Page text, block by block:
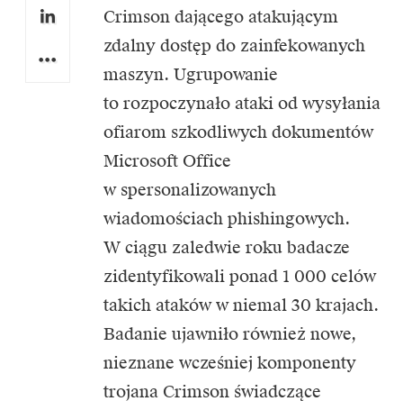
Crimson dającego atakującym
zdalny dostęp do zainfekowanych
maszyn. Ugrupowanie
to rozpoczynało ataki od wysyłania
ofiarom szkodliwych dokumentów
Microsoft Office
w spersonalizowanych
wiadomościach phishingowych.
W ciągu zaledwie roku badacze
zidentyfikowali ponad 1 000 celów
takich ataków w niemal 30 krajach.
Badanie ujawniło również nowe,
nieznane wcześniej komponenty
trojana Crimson świadczące